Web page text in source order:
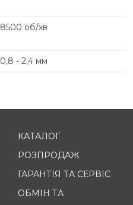
8500 об/хв
0,8 - 2,4 мм
КАТАЛОГ
РОЗПРОДАЖ
ГАРАНТІЯ ТА СЕРВІС
ОБМІН ТА